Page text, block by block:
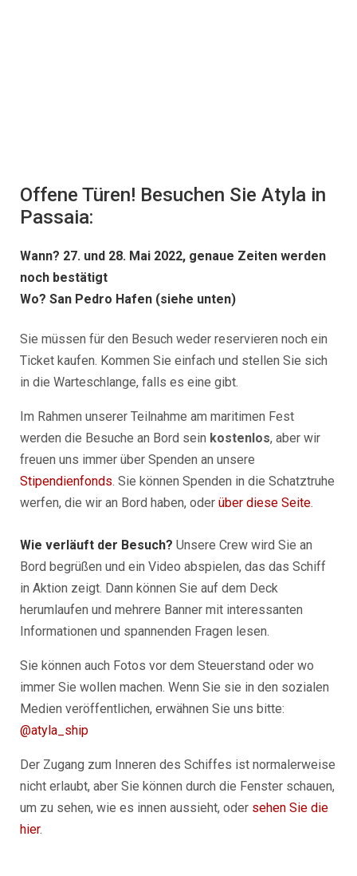
Offene Türen! Besuchen Sie Atyla in
Passaia:
Wann? 27. und 28. Mai 2022, genaue Zeiten werden
noch bestätigt
Wo? San Pedro Hafen (siehe unten)
Sie müssen für den Besuch weder reservieren noch ein
Ticket kaufen. Kommen Sie einfach und stellen Sie sich
in die Warteschlange, falls es eine gibt.
Im Rahmen unserer Teilnahme am maritimen Fest
werden die Besuche an Bord sein kostenlos, aber wir
freuen uns immer über Spenden an unsere
Stipendienfonds. Sie können Spenden in die Schatztruhe
werfen, die wir an Bord haben, oder über diese Seite.
Wie verläuft der Besuch? Unsere Crew wird Sie an
Bord begrüßen und ein Video abspielen, das das Schiff
in Aktion zeigt. Dann können Sie auf dem Deck
herumlaufen und mehrere Banner mit interessanten
Informationen und spannenden Fragen lesen.
Sie können auch Fotos vor dem Steuerstand oder wo
immer Sie wollen machen. Wenn Sie sie in den sozialen
Medien veröffentlichen, erwähnen Sie uns bitte:
@atyla_ship
Der Zugang zum Inneren des Schiffes ist normalerweise
nicht erlaubt, aber Sie können durch die Fenster schauen,
um zu sehen, wie es innen aussieht, oder sehen Sie die
hier.